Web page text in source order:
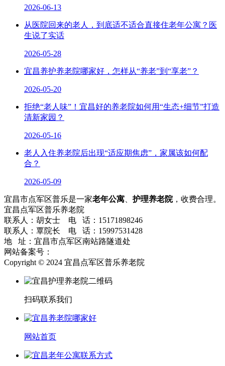
2026-06-13
从医院回来的老人，到底适不适合直接住老年公寓？医
生说了实话
2026-05-28
宜昌养护养老院哪家好，怎样从“养老”到“享老”？
2026-05-20
拒绝“老人味”！宜昌好的养老院如何用“生态+细节”打造
清新家园？
2026-05-16
老人入住养老院后出现“适应期焦虑”，家属该如何配
合？
2026-05-09
宜昌市点军区普乐是一家老年公寓、 护理养老院，收费合理。
宜昌点军区普乐养老院
联系人：胡女士 电 话：15171898246
联系人：覃院长 电 话：15997531428
地 址：宜昌市点军区南站路隧道处
网站备案号：
Copyright © 2024 宜昌点军区普乐养老院
扫码联系我们
网站首页